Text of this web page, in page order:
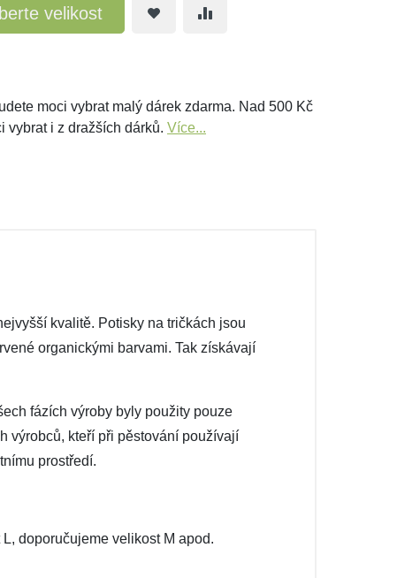
velikost
moci vybrat malý dárek zdarma. Nad 500 Kč
vybrat i z dražších dárků. Více...
kvalitě. Potisky na tričkách jsou
organickými barvami. Tak získávají
fázích výroby byly použity pouze
výrobců, kteří při pěstování používají
prostředí.
doporučujeme velikost M apod.